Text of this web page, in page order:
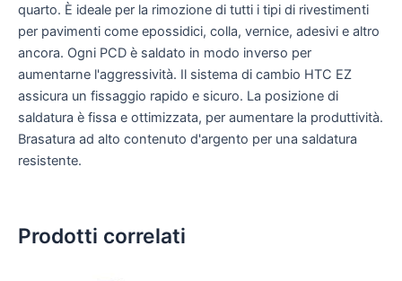
quarto. È ideale per la rimozione di tutti i tipi di rivestimenti
per pavimenti come epossidici, colla, vernice, adesivi e altro
ancora. Ogni PCD è saldato in modo inverso per
aumentarne l'aggressività. Il sistema di cambio HTC EZ
assicura un fissaggio rapido e sicuro. La posizione di
saldatura è fissa e ottimizzata, per aumentare la produttività.
Brasatura ad alto contenuto d'argento per una saldatura
resistente.
Prodotti correlati